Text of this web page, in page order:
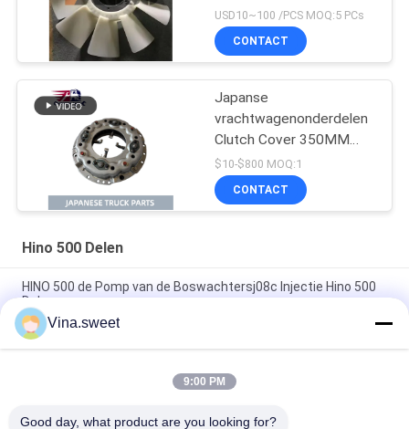
J08E EURO 4 10
BLADEN
USD10~100 /PCS MOQ:5 PCs
CONTACT
Japanse
vrachtwagenonderdelen
Clutch Cover 350MM
31210-2621 HNC540
Voor HINO 500 RANGER
Truck J08C J08CT te
$10-$800 MOQ:1
CONTACT
Hino 500 Delen
HINO 500 de Pomp van de Boswachtersj08c Injectie Hino 500
Delen
S130A-E0101 de Zuiger van Hino J08E van
vrachtwagenMotoronderdelen
HINO-Autodelen Hino van de Boswachtersj08c Nokkenas 500
Vina.sweet
9:00 PM
Good day, what product are you looking for?